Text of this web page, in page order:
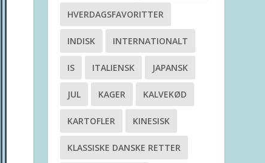
HVERDAGSFAVORITTER
INDISK INTERNATIONALT
IS ITALIENSK JAPANSK
JUL KAGER KALVEKØD
KARTOFLER KINESISK
KLASSISKE DANSKE RETTER